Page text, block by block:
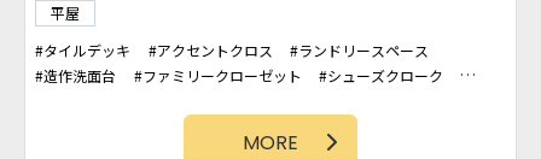
平屋
タイルデッキ
アクセントクロス
ランドリースペース
造作洗面台
ファミリークローゼット
シューズクローク
カリフォルニアスタイル
MORE